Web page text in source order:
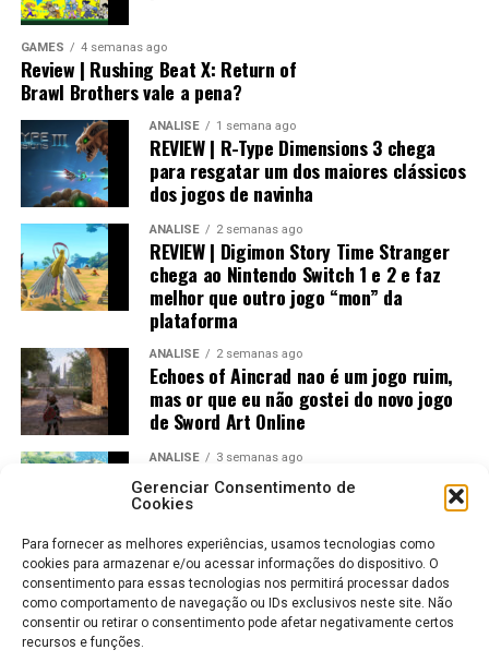
Gerenciar Consentimento de
Cookies
Para fornecer as melhores experiências, usamos tecnologias como
cookies para armazenar e/ou acessar informações do dispositivo. O
consentimento para essas tecnologias nos permitirá processar dados
como comportamento de navegação ou IDs exclusivos neste site. Não
consentir ou retirar o consentimento pode afetar negativamente certos
recursos e funções.
GAMES 4 semanas ago
Review | Rushing Beat X: Return of
Brawl Brothers vale a pena?
ANÁLISE 1 semana ago
REVIEW | R-Type Dimensions 3 chega
para resgatar um dos maiores clássicos
dos jogos de navinha
ANÁLISE 2 semanas ago
REVIEW | Digimon Story Time Stranger
chega ao Nintendo Switch 1 e 2 e faz
melhor que outro jogo “mon” da
plataforma
ANÁLISE 2 semanas ago
Echoes of Aincrad nao é um jogo ruim,
mas or que eu não gostei do novo jogo
de Sword Art Online
ANÁLISE 3 semanas ago
Jogos Amados e Odiados do Sonic: Os
Maiores Acertos e Erros da SEGA